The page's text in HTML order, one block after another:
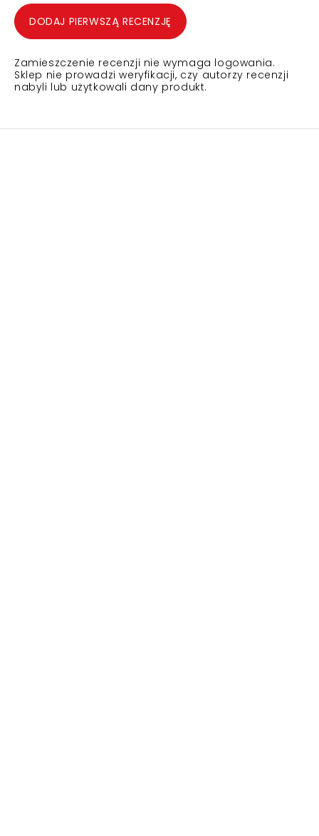
DODAJ PIERWSZĄ RECENZJĘ
Zamieszczenie recenzji nie wymaga logowania.
Sklep nie prowadzi weryfikacji, czy autorzy recenzji
nabyli lub użytkowali dany produkt.